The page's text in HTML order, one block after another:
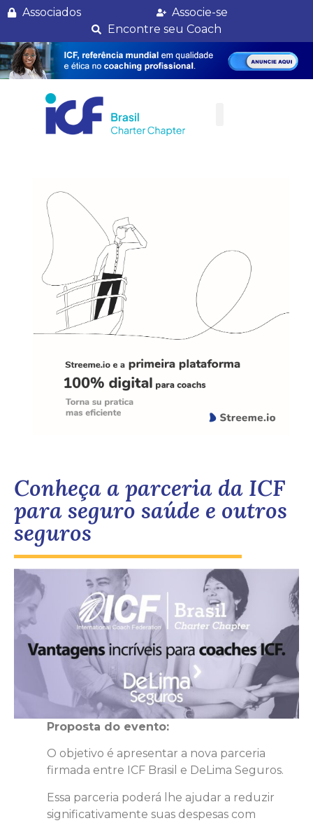
Associados
Associe-se
Encontre seu Coach
Conheça a parceria da ICF
para seguro saúde e outros
seguros
Proposta do evento:
O objetivo é apresentar a nova parceria
firmada entre ICF Brasil e DeLima Seguros.
Essa parceria poderá lhe ajudar a reduzir
significativamente suas despesas com